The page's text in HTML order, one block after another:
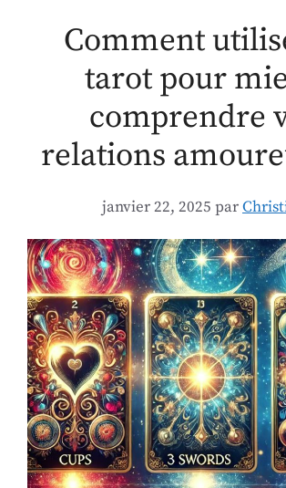
Comment
tarot pour
comprendre
relations
janvier 22, 2025 par